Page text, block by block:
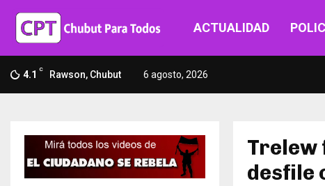
ACTUALIDAD
4.1 C Rawson, Chubut 6 agosto, 2026
Trelew
desfile